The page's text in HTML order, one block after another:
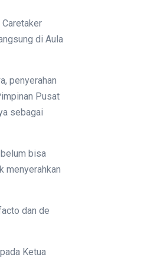
di Aula
penyerahan
Pusat
sebagai
bisa
menyerahkan
dan de
Ketua